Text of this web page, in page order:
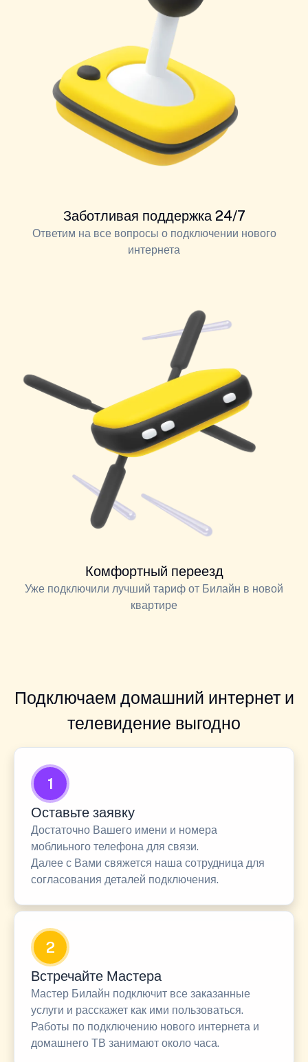
Заботливая поддержка 24/7
Ответим на все вопросы о подключении нового
интернета
Комфортный переезд
Уже подключили лучший тариф от Билайн в новой
квартире
Подключаем домашний интернет и
телевидение выгодно
1
Оставьте заявку
Достаточно Вашего имени и номера
моблиьного телефона для связи.
Далее с Вами свяжется наша сотрудница для
согласования деталей подключения.
2
Встречайте Мастера
Мастер Билайн подключит все заказанные
услуги и расскажет как ими пользоваться.
Работы по подключению нового интернета и
домашнего ТВ занимают около часа.